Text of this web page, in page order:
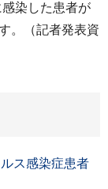
染した患者が
。（記者発表資
ス感染症患者